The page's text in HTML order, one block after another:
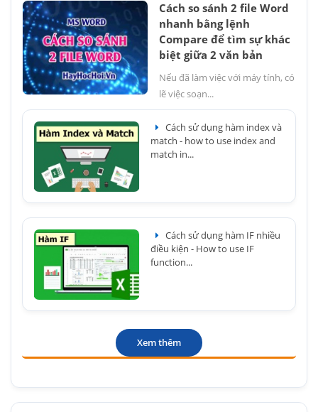
Cách so sánh 2 file Word
nhanh bằng lệnh
Compare để tìm sự khác
biệt giữa 2 văn bản
Nếu đã làm việc với máy tính, có
lẽ việc soạn...
Cách sử dụng hàm index và
match - how to use index and
match in...
Cách sử dụng hàm IF nhiều
điều kiện - How to use IF
function...
Xem thêm